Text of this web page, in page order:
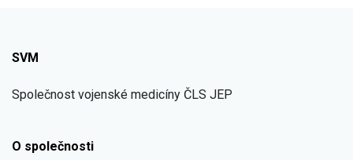
SVM
Společnost vojenské medicíny ČLS JEP
O společnosti